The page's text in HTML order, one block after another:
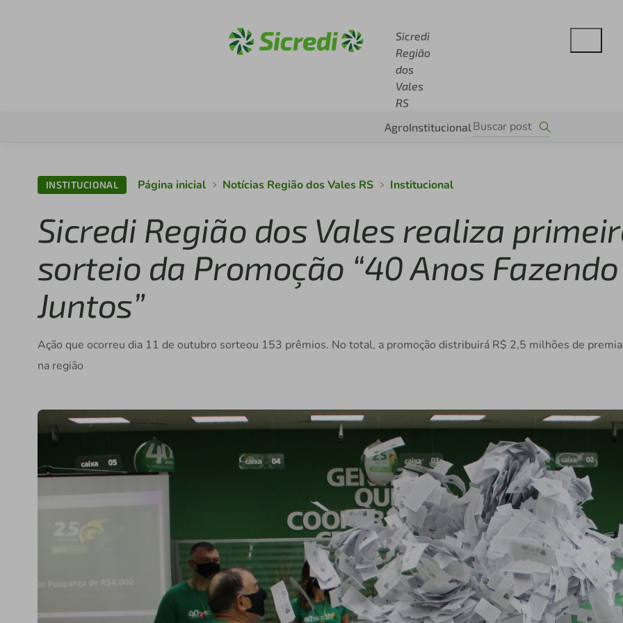
Sicredi
Região
dos
Vales
RS
AgroInstitucional
INSTITUCIONAL Página inicial Notícias Região dos Vales RS Institucional
Sicredi Região dos Vales realiza
sorteio da Promoção “40 Anos Fazendo
Juntos”
Ação que ocorreu dia 11 de outubro sorteou 153 prêmios. No total, a promoção distribuirá R$ 2,5 milhões de
na região